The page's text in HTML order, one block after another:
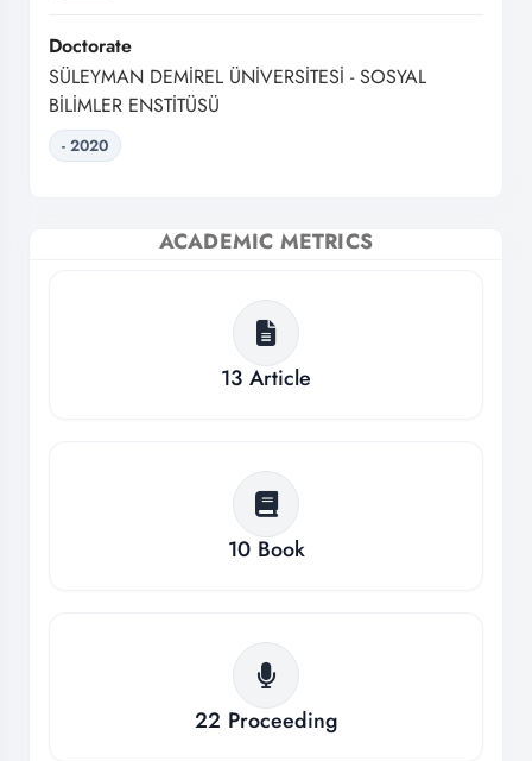
Doctorate
SÜLEYMAN DEMİREL ÜNİVERSİTESİ - SOSYAL
BİLİMLER ENSTİTÜSÜ
- 2020
ACADEMIC METRICS
13 Article
10 Book
22 Proceeding